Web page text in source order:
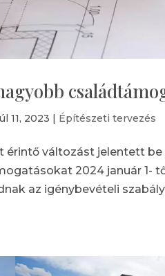
11, 2023 Építészeti tervezés
érintő változást jelentett
2024 január 1-
az igénybevételi